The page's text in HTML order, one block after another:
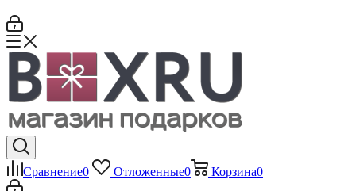
Сравнение0 Отложенные0 Корзина0